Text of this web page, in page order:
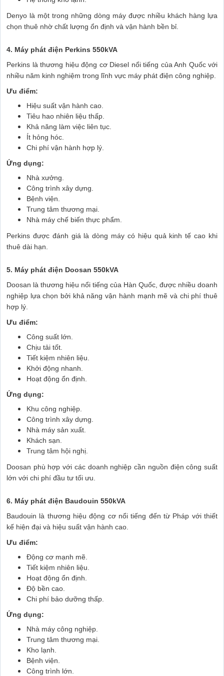
Denyo là một trong những dòng máy được nhiều khách hàng lựa
chọn thuê nhờ chất lượng ổn định và vận hành bền bỉ.
4. Máy phát điện Perkins 550kVA
Perkins là thương hiệu động cơ Diesel nổi tiếng của Anh Quốc với
nhiều năm kinh nghiệm trong lĩnh vực máy phát điện công nghiệp.
Ưu điểm:
Hiệu suất vận hành cao.
Tiêu hao nhiên liệu thấp.
Khả năng làm việc liên tục.
Ít hỏng hóc.
Chi phí vận hành hợp lý.
Ứng dụng:
Nhà xưởng.
Công trình xây dựng.
Bệnh viện.
Trung tâm thương mại.
Nhà máy chế biến thực phẩm.
Perkins được đánh giá là dòng máy có hiệu quả kinh tế cao khi
thuê dài hạn.
5. Máy phát điện Doosan 550kVA
Doosan là thương hiệu nổi tiếng của Hàn Quốc, được nhiều doanh
nghiệp lựa chọn bởi khả năng vận hành mạnh mẽ và chi phí thuê
hợp lý.
Ưu điểm:
Công suất lớn.
Chịu tải tốt.
Tiết kiệm nhiên liệu.
Khởi động nhanh.
Hoạt động ổn định.
Ứng dụng:
Khu công nghiệp.
Công trình xây dựng.
Nhà máy sản xuất.
Khách sạn.
Trung tâm hội nghị.
Doosan phù hợp với các doanh nghiệp cần nguồn điện công suất
lớn với chi phí đầu tư tối ưu.
6. Máy phát điện Baudouin 550kVA
Baudouin là thương hiệu động cơ nổi tiếng đến từ Pháp với thiết
kế hiện đại và hiệu suất vận hành cao.
Ưu điểm:
Động cơ mạnh mẽ.
Tiết kiệm nhiên liệu.
Hoạt động ổn định.
Độ bền cao.
Chi phí bảo dưỡng thấp.
Ứng dụng:
Nhà máy công nghiệp.
Trung tâm thương mại.
Kho lạnh.
Bệnh viện.
Công trình lớn.